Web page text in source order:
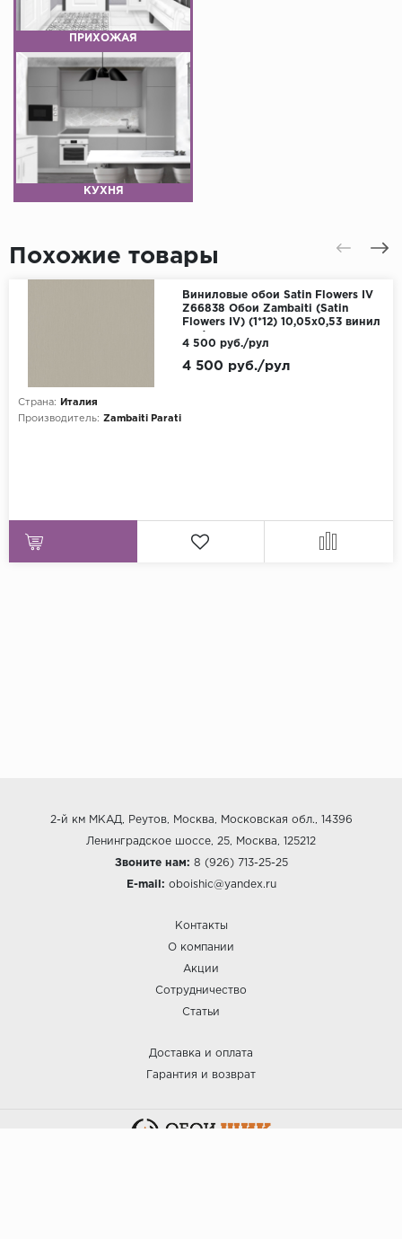
ПРИХОЖАЯ
КУХНЯ
Похожие товары
Виниловые обои Satin Flowers IV
Z66838 Обои Zambaiti (Satin
Flowers IV) (1*12) 10,05х0,53 винил
на флизелине
Страна:
Италия
Производитель: Zambaiti Parati
4 500 руб./рул
4 500 руб./рул
2-й км МКАД, Реутов, Москва, Московская обл., 14396
Ленинградское шоссе, 25, Москва, 125212
Звоните нам: 8 (926) 713-25-25
E-mail: oboishic@yandex.ru
Контакты
О компании
Акции
Сотрудничество
Статьи
Доставка и оплата
Гарантия и возврат